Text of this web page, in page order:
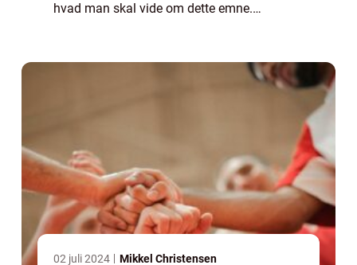
hvad man skal vide om dette emne.
02 juli 2024 Mikkel Christensen